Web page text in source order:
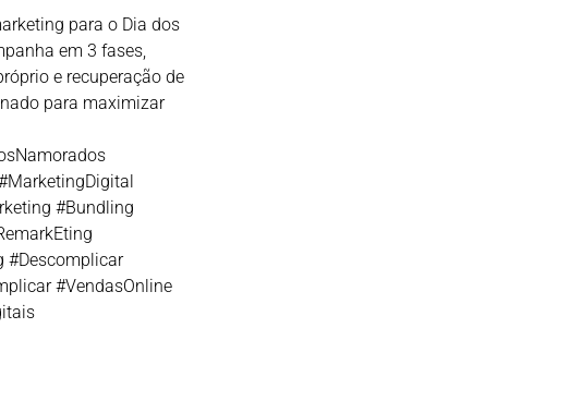
para o Dia dos
em 3 fases,
e recuperação de
para maximizar
#Bundling
#Descomplicar
#VendasOnline